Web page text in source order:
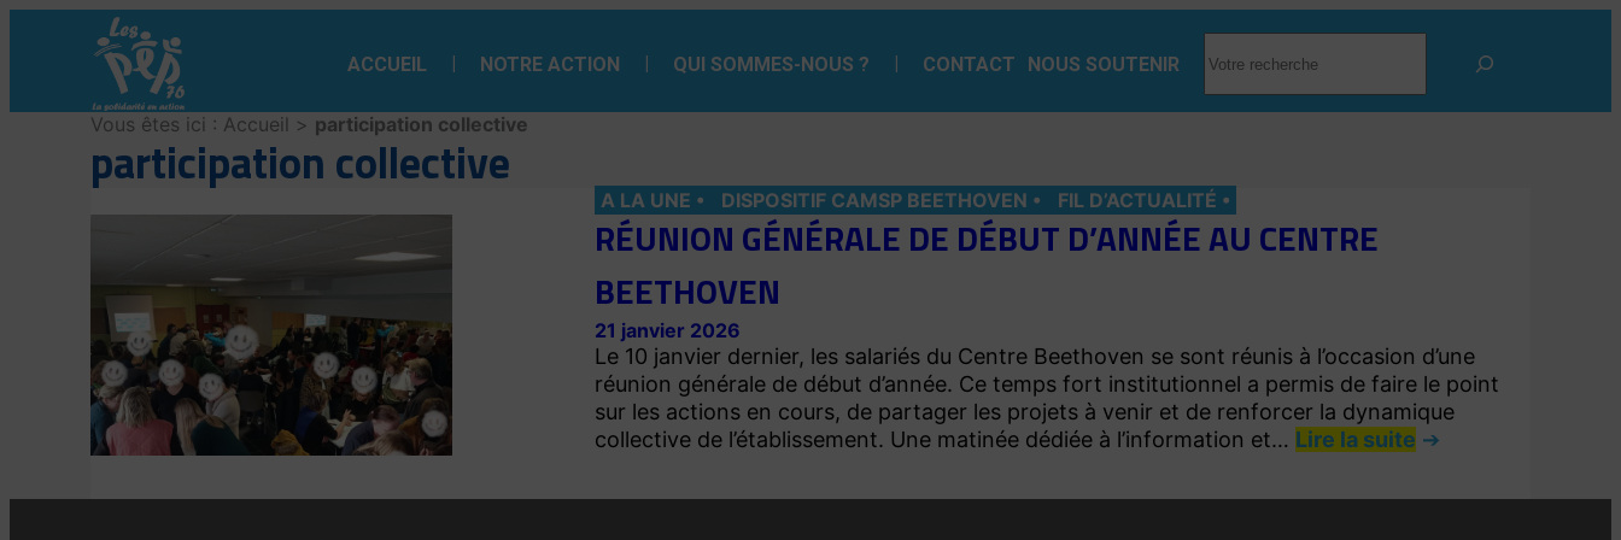
ACCUEIL NOTRE ACTION QUI SOMMES-NOUS ? CONTACT NOUS SOUTENIR
Vous êtes ici : Accueil > participation collective
participation collective
A LA UNE DISPOSITIF CAMSP BEETHOVEN FIL D’ACTUALITÉ
RÉUNION GÉNÉRALE DE DÉBUT D’ANNÉE AU CENTRE
BEETHOVEN
21 janvier 2026
Le 10 janvier dernier, les salariés du Centre Beethoven se sont réunis à l’occasion d’une
réunion générale de début d’année. Ce temps fort institutionnel a permis de faire le point
sur les actions en cours, de partager les projets à venir et de renforcer la dynamique
collective de l’établissement. Une matinée dédiée à l’information et… Lire la suite